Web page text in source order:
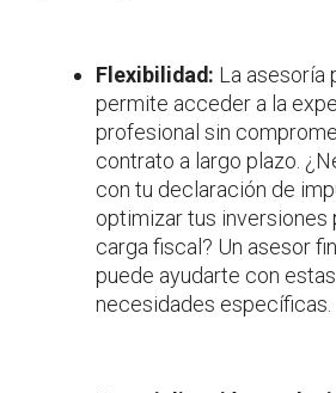
Flexibilidad: La asesoría
permite acceder a la
profesional sin
contrato a largo plazo.
con tu declaración de
optimizar tus inversiones
carga fiscal? Un asesor
puede ayudarte con
necesidades específicas.